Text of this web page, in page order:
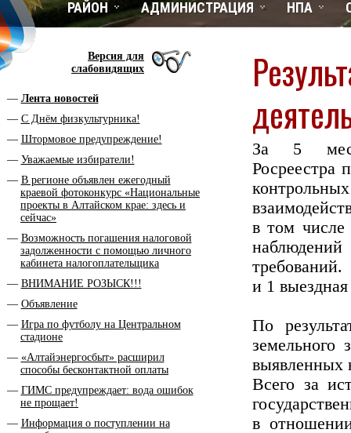
РАЙОН АДМИНИСТРАЦИЯ НПА
Версия для
слабовидящих
Лента новостей
С Днём физкультурника!
Штормовое предупреждение!
Уважаемые избиратели!
В регионе объявлен ежегодный
краевой фотоконкурс «Национальные
проекты в Алтайском крае: здесь и
сейчас»
Возможность погашения налоговой
задолженности с помощью личного
кабинета налогоплательщика
ВНИМАНИЕ РОЗЫСК!!!
Объявление
Игра по футболу на Центральном
стадионе
«Алтайэнергосбыт» расширил
способы бесконтактной оплаты
ГИМС предупреждает: вода ошибок
не прощает!
Информация о поступлении на
За 5
Росреестра
в том числе
и 1
По
земельного
выявленных
Всего за
в